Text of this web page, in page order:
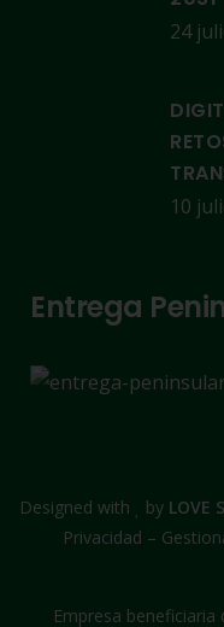
24
10
Entrega
Designed with by LOVE
Privacidad –
Empresa beneficiaria